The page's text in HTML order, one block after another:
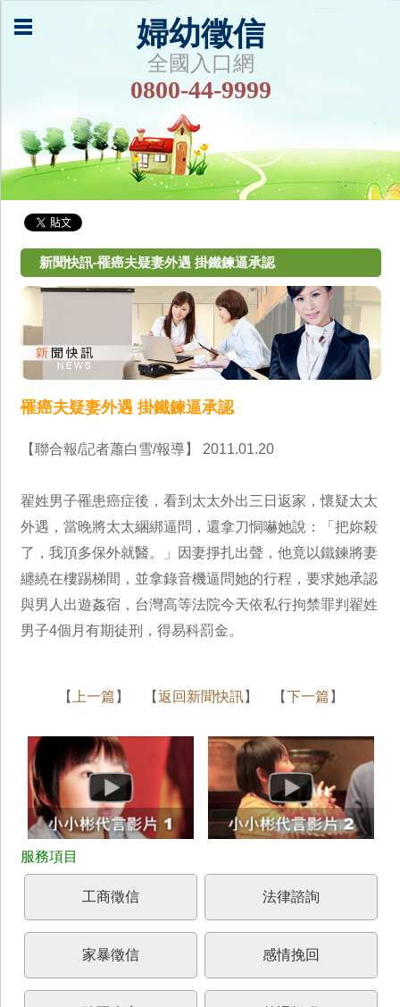
婦幼徵信
全國入口網
0800-44-9999
新聞快訊-罹癌夫疑妻外遇 掛鐵鍊逼承認
罹癌夫疑妻外遇 掛鐵鍊逼承認
【聯合報/記者蕭白雪/報導】 2011.01.20
翟姓男子罹患癌症後，看到太太外出三日返家，懷疑太太
外遇，當晚將太太綑綁逼問，還拿刀恫嚇她說：「把妳殺
了，我頂多保外就醫。」因妻掙扎出聲，他竟以鐵鍊將妻
纏繞在樓踢梯間，並拿錄音機逼問她的行程，要求她承認
與男人出遊姦宿，台灣高等法院今天依私行拘禁罪判翟姓
男子4個月有期徒刑，得易科罰金。
【 上一篇 】 【返回新聞快訊】 【下一篇 】
工商徵信 法律諮詢
家暴徵信 感情挽回